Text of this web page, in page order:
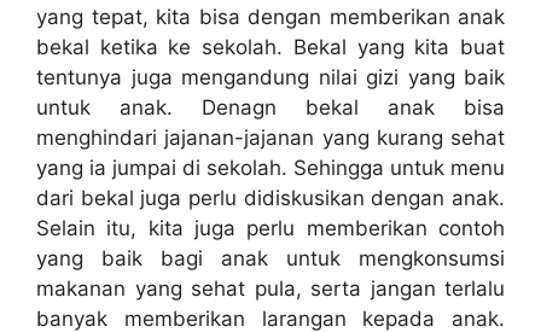
yang tepat, kita bisa dengan memberikan anak
bekal ketika ke sekolah. Bekal yang kita buat
tentunya juga mengandung nilai gizi yang baik
untuk anak. Denagn bekal anak bisa
menghindari jajanan-jajanan yang kurang sehat
yang ia jumpai di sekolah. Sehingga untuk menu
dari bekal juga perlu didiskusikan dengan anak.
Selain itu, kita juga perlu memberikan contoh
yang baik bagi anak untuk mengkonsumsi
makanan yang sehat pula, serta jangan terlalu
banyak memberikan larangan kepada anak.